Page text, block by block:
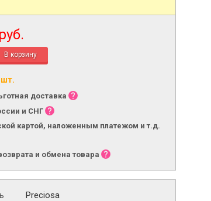
шт.
доставка
и СНГ
картой, наложенным платежом и т.д.
и обмена товара
Preciosa